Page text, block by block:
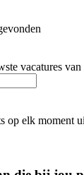
vacatures
op elk moment